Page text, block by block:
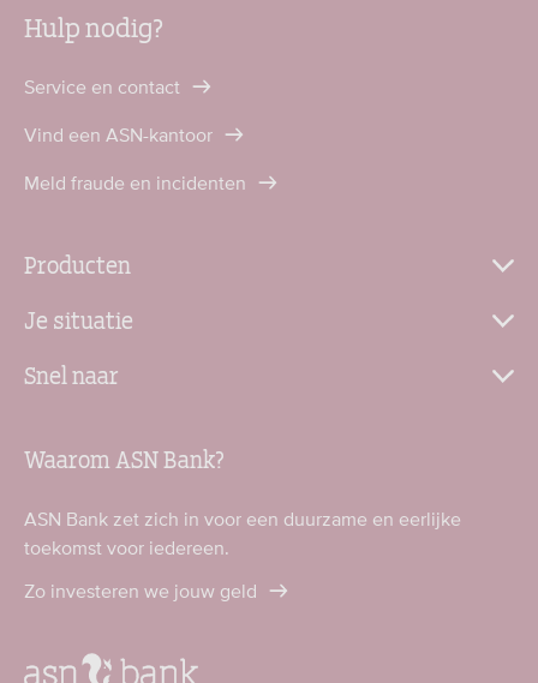
Hulp nodig?
Service en contact
Vind een ASN-kantoor
Meld fraude en incidenten
Producten
Je situatie
Snel naar
Waarom ASN Bank?
ASN Bank zet zich in voor een duurzame en eerlijke
toekomst voor iedereen.
Zo investeren we jouw geld